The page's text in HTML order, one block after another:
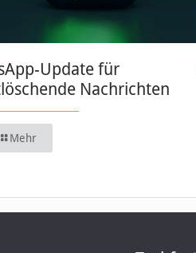
Update für
Nachrichten
Mehr